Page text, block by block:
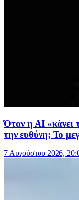
Όταν η ΑΙ «κάνει
την ευθύνη; Το
7 Αυγούστου 2026,